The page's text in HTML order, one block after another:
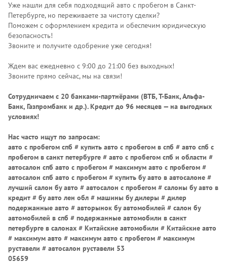
Уже нашли для себя подходящий авто с пробегом в Санкт-
Петербурге, но переживаете за чистоту сделки?
Поможем с оформлением кредита и обеспечим юридическую
безопасность!
Звоните и получите одобрение уже сегодня!
Ждем вас ежедневно с 9:00 до 21:00 без выходных!
Звоните прямо сейчас, мы на связи!
Сотрудничаем с 20 банками-партнёрами (ВТБ, Т-Банк, Альфа-
Банк, Газпромбанк и др.). Кредит до 96 месяцев — на выгодных
условиях!
Нас часто ищут по запросам:
авто с пробегом спб # купить авто с пробегом в спб # авто спб с
пробегом в санкт петербурге # авто с пробегом спб и области #
автосалон спб авто с пробегом # максимум авто с пробегом #
автосалон спб авто с пробегом # купить бу авто в автосалоне #
лучший салон бу авто # автосалон с пробегом # салоны бу авто в
кредит # бу авто лен обл # машины бу дилеры # дилер
подержанные авто # авторынок бу автомобилей # салон бу
автомобилей в спб # подержанные автомобили в санкт
петербурге в салонах # Китайские автомобили # Китайские авто
# максимум авто # максимум авто с пробегом # максимум
руставели # автосалон руставели 53
05659